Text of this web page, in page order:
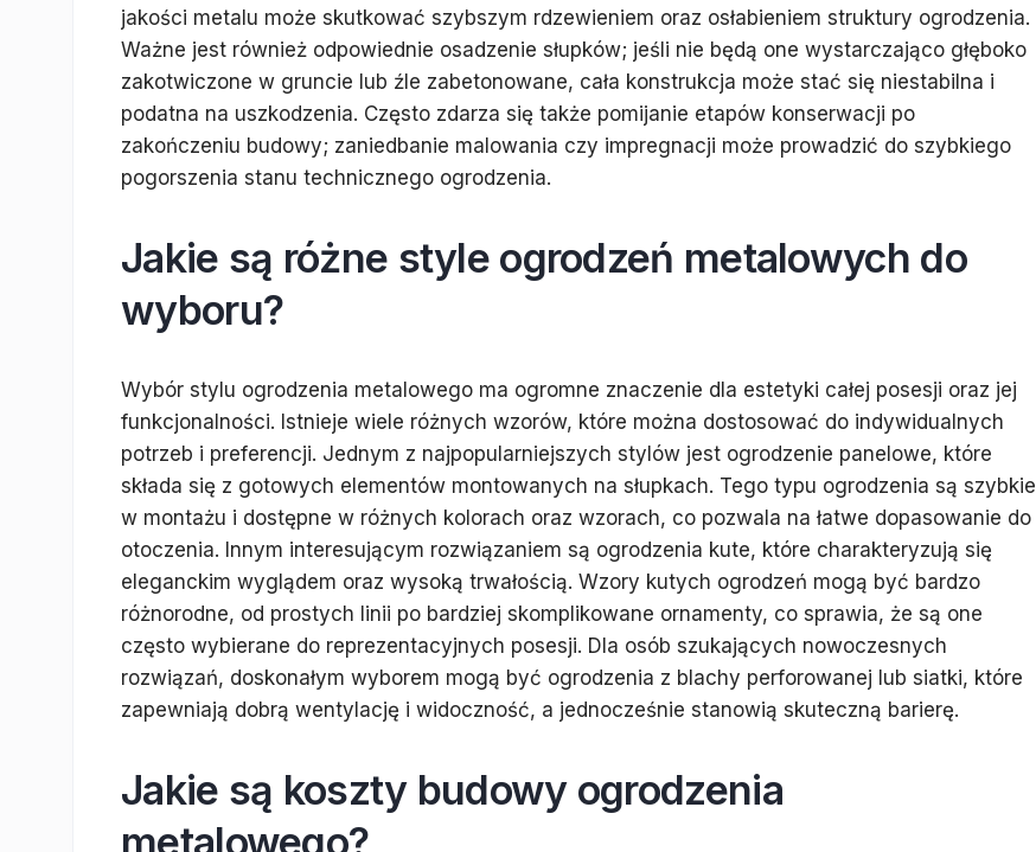
jakości metalu może skutkować szybszym rdzewieniem oraz osłabieniem struktury ogrodzenia.
Ważne jest również odpowiednie osadzenie słupków; jeśli nie będą one wystarczająco głęboko
zakotwiczone w gruncie lub źle zabetonowane, cała konstrukcja może stać się niestabilna i
podatna na uszkodzenia. Często zdarza się także pomijanie etapów konserwacji po
zakończeniu budowy; zaniedbanie malowania czy impregnacji może prowadzić do szybkiego
pogorszenia stanu technicznego ogrodzenia.
Jakie są różne style ogrodzeń metalowych do
wyboru?
Wybór stylu ogrodzenia metalowego ma ogromne znaczenie dla estetyki całej posesji oraz jej
funkcjonalności. Istnieje wiele różnych wzorów, które można dostosować do indywidualnych
potrzeb i preferencji. Jednym z najpopularniejszych stylów jest ogrodzenie panelowe, które
składa się z gotowych elementów montowanych na słupkach. Tego typu ogrodzenia są szybkie
w montażu i dostępne w różnych kolorach oraz wzorach, co pozwala na łatwe dopasowanie do
otoczenia. Innym interesującym rozwiązaniem są ogrodzenia kute, które charakteryzują się
eleganckim wyglądem oraz wysoką trwałością. Wzory kutych ogrodzeń mogą być bardzo
różnorodne, od prostych linii po bardziej skomplikowane ornamenty, co sprawia, że są one
często wybierane do reprezentacyjnych posesji. Dla osób szukających nowoczesnych
rozwiązań, doskonałym wyborem mogą być ogrodzenia z blachy perforowanej lub siatki, które
zapewniają dobrą wentylację i widoczność, a jednocześnie stanowią skuteczną barierę.
Jakie są koszty budowy ogrodzenia
metalowego?